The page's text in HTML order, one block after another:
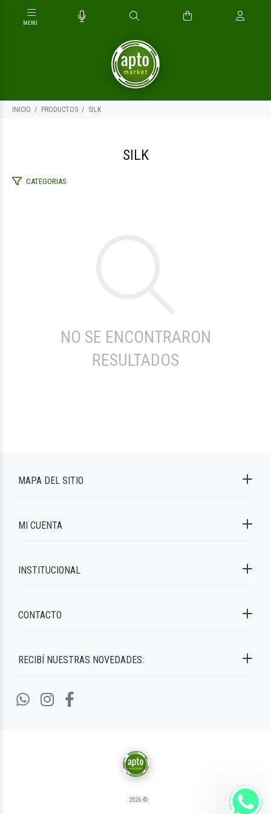
INICIO PRODUCTOS SILK
SILK
CATEGORIAS
NO SE ENCONTRARON
RESULTADOS
RECIBÍ NUESTRAS NOVEDADES:
MAPA DEL SITIO
MI CUENTA
INSTITUCIONAL
CONTACTO
2026 ©